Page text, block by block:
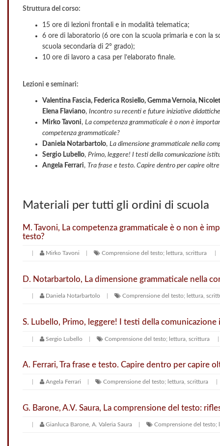
Struttura del corso:
15 ore di lezioni frontali e in modalità telematica;
6 ore di laboratorio (6 ore con la scuola primaria e con la
scuola secondaria di 2° grado);
10 ore di lavoro a casa per l’elaborato finale.
Lezioni e seminari:
Valentina Fascia, Federica Rosiello, Gemma Vernoia,
Elena Flaviano, Incontro su recenti e future iniziative
Mirko Tavoni, La competenza grammaticale è o non è
competenza grammaticale?
Daniela Notarbartolo, La dimensione grammaticale nella
Sergio Lubello, Primo, leggere! I testi della comunicazione
Angela Ferrari, Tra frase e testo. Capire dentro per capire oltre
Materiali per tutti gli ordini di scuola
M. Tavoni, La competenza grammaticale è o non è
testo?
Mirko Tavoni Comprensione del testo; lettura, scrittura
D. Notarbartolo, La dimensione grammaticale nella
Daniela Notarbartolo Comprensione del testo; lettura,
S. Lubello, Primo, leggere! I testi della comunicazione
Sergio Lubello Comprensione del testo; lettura, scrittura
A. Ferrari, Tra frase e testo. Capire dentro per capire
Angela Ferrari Comprensione del testo; lettura, scrittura
G. Barone, A.V. Saura, La comprensione del testo:
Gianluca Barone, A. Valeria Saura Comprensione del testo;